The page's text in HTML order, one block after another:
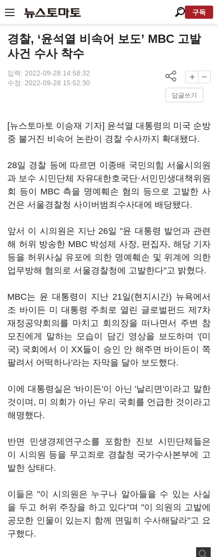
구독
경찰, ‘윤석열 비속어 보도’ MBC 고발
사건 수사 착수
입력: 2022-09-28 14:58:32
수정: 2022-09-28 15:52:30
답글쓰기
[뉴스토마토 이승재 기자] 윤석열 대통령의 미국 순방
중 불거진 비속어 논란이 경찰 수사까지 확대됐다.
28일 경찰 등에 따르면 이종배 국민의힘 서울시의원
과 보수 시민단체 자유대한호국단·서민민생대책위원
회 등이 MBC 측을 명예훼손 혐의 등으로 고발한 사
건은 서울경찰청 사이버범죄수사대에 배당됐다.
앞서 이 시의원은 지난 26일 "윤 대통령 발언과 관련
해 허위 방송한 MBC 박성제 사장, 편집자, 해당 기자
등을 허위사실 유포에 의한 명예훼손 및 위계에 의한
업무방해 혐의로 서울경찰청에 고발한다"고 밝혔다.
MBC는 윤 대통령이 지난 21일(현지시간) 뉴욕에서
조 바이든 미 대통령 주최로 열린 글로벌펀드 제7차
재정공약회의를 마치고 회의장을 떠나면서 주변 참
모진에게 말하는 모습이 담긴 영상을 보도하며 '(미
국) 국회에서 이 XX들이 승인 안 해주면 바이든이 쪽
팔려서 어떡하나'라는 자막을 달아 보도했다.
이에 대통령실은 '바이든'이 아닌 '날리면'이라고 말한
것이며, 미 의회가 아닌 우리 국회를 언급한 것이라고
해명했다.
반면 민생경제연구소를 포함한 진보 시민단체들은
이 시의원 등을 무고죄로 경찰청 국가수사본부에 고
발한 상태다.
이들은 "이 시의원은 누구나 알아들을 수 있는 사실
을 두고 허위 주장을 하고 있다"며 "이 의원의 고발에
공모한 인물이 있는지 함께 면밀히 수사해달라"고 요
구했다.